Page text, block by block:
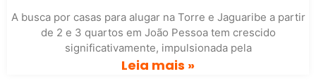
A busca por casas para alugar na Torre e Jaguaribe a partir
de 2 e 3 quartos em João Pessoa tem crescido
significativamente, impulsionada pela
Leia mais »